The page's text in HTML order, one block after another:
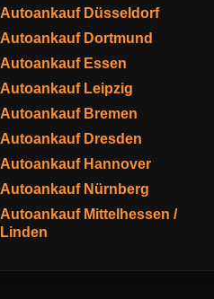
Autoankauf Düsseldorf
Autoankauf Dortmund
Autoankauf Essen
Autoankauf Leipzig
Autoankauf Bremen
Autoankauf Dresden
Autoankauf Hannover
Autoankauf Nürnberg
Autoankauf Mittelhessen /
Linden